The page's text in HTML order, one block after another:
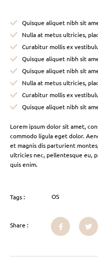
Quisque aliquet nibh sit
Nulla at metus ultricies,
Curabitur mollis ex
Quisque aliquet nibh sit
Quisque aliquet nibh sit
Nulla at metus ultricies,
Curabitur mollis ex
Quisque aliquet nibh sit
Lorem ipsum dolor sit amet,
commodo ligula eget dolor.
et magnis dis parturient
ultricies nec, pellentesque eu,
quis enim.
Tags : OS
Share :